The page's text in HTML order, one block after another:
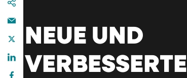
zum
Inhalt
NEUE UND
VERBESSERTE